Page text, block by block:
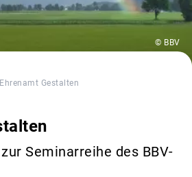
© BBV
Ehrenamt Gestalten
Seminarreihe des BBV-